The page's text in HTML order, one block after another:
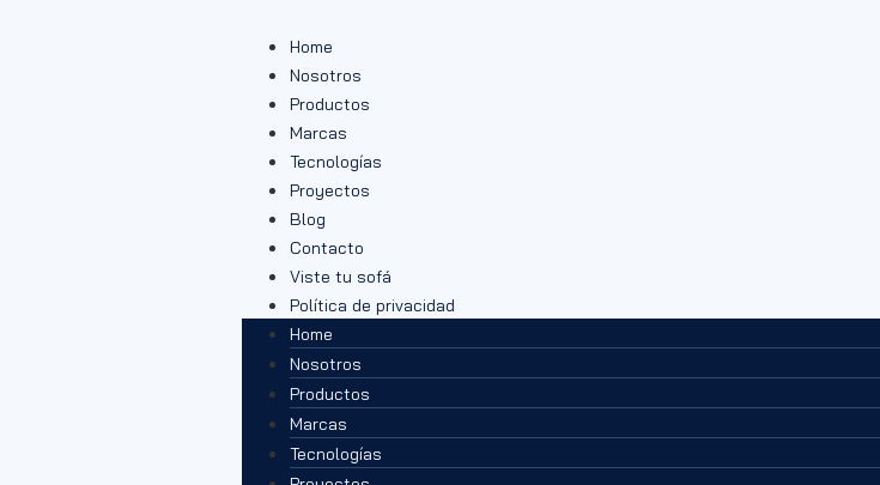
Home
Nosotros
Productos
Marcas
Tecnologías
Proyectos
Blog
Contacto
Viste tu sofá
Política de privacidad
Home
Nosotros
Productos
Marcas
Tecnologías